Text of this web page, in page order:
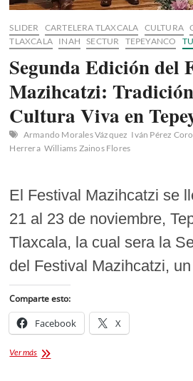
SLIDER CARTELERA TLAXCALA CULTURA
TLAXCALA INAH SECTUR TEPEYANCO
Segunda Edición del
Mazihcatzi:
Cultura Viva en
Armando Morales Vázquez Iván Pérez
Herrera Williams Zainos Flores
El Festival Mazihcatzi se
21 al 23 de noviembre,
Tlaxcala, la cual sera la
del Festival Mazihcatzi,
Comparte esto:
Facebook X
Ver másSegunda